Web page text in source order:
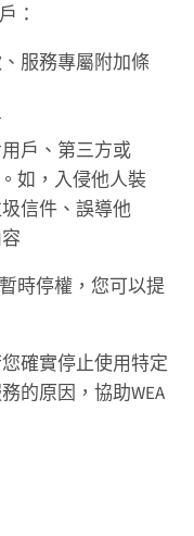
：
服務專屬附加條
戶、第三方或
如，入侵他人裝
信件、誤導他
時停權，您可以提
確實停止使用特定
的原因，協助WEA